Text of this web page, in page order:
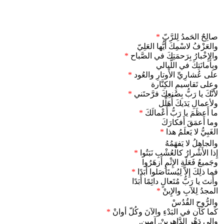
صالِحٌ الحَمدُ لِلرَّبّ *
والعَزْفُ لاسْمِكَ أَيُّها العَلِيّ
والإِخْبارُ بِرَحمَتِكَ في الصَّباح *
وبِأَمانَتِكَ في اللَّيالي
على عُشارِيِّ الأَوتارِ والعُود *
وعلى تَقاسيمِ الكِنَّارة
لأنَّكَ يا رَبُّ بِصُنعِكَ فرَّحتَني *
ولأعمالِ يَدَيكَ أُهَلِّل
ما أَعظَمَ يا رَبُّ أَعْمالَكَ *
وما أَعمَقَ أَفكارَكَ
الغَبِيُّ لا يَعلَمُ هذا *
والجاهِلُ لا يَفهَمُهُ
إِذا الأَشْرارُ كالعُشْبِ نَبَتُوا *
وجَميعُ فَعَلَةِ الإِثْمِ أَزهَرُوا
فما ذلِكَ إِلاَّ لِيُستَأصَلوا أَبَدًا *
وأَنتَ يا رَبُّ مُتَعالٍ دائِمًا أَبَدًا
المجدُ لِلآبِ والإِبنْ*
والرُّوحِ القُدُسْ
كَما كَان في البَدْءِ والآنَ وكُلّ أوانْ *
وإلى دَهْرِ الدَّاهِرِينْ. آمين.